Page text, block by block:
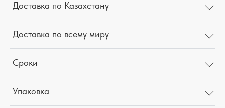
Доставка по Казахстану
Доставка по всему миру
Сроки
Упаковка